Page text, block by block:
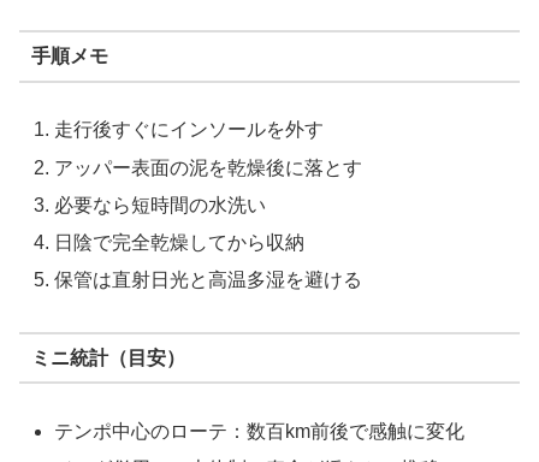
手順メモ
走行後すぐにインソールを外す
アッパー表面の泥を乾燥後に落とす
必要なら短時間の水洗い
日陰で完全乾燥してから収納
保管は直射日光と高温多湿を避ける
ミニ統計（目安）
テンポ中心のローテ：数百km前後で感触に変化